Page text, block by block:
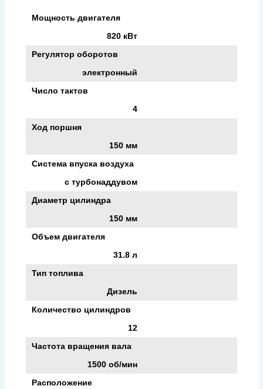
Мощность двигателя
820 кВт
Регулятор оборотов
электронный
Число тактов
4
Ход поршня
150 мм
Система впуска воздуха
с турбонаддувом
Диаметр цилиндра
150 мм
Объем двигателя
31.8 л
Тип топлива
Дизель
Количество цилиндров
12
Частота вращения вала
1500 об/мин
Расположение